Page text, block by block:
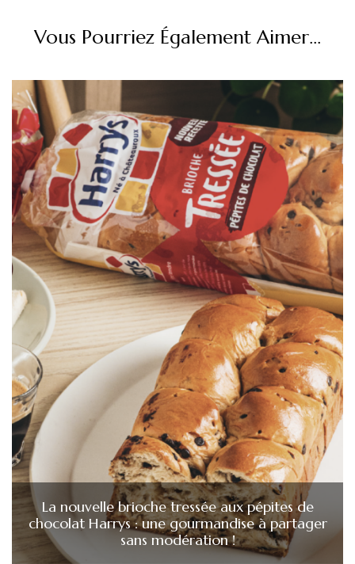
Vous Pourriez Également Aimer...
La nouvelle brioche tressée aux pépites de
chocolat Harrys : une gourmandise à partager
sans modération !